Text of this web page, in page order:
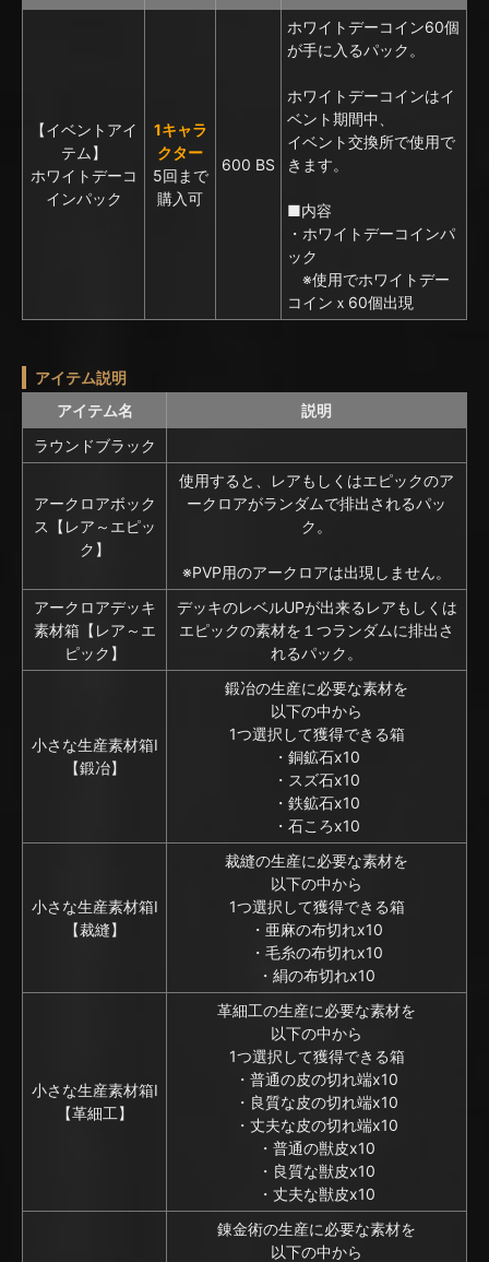
【イベントアイ
テム】
ホワイトデーコ
インパック
1キャラ
クター
5回まで
購入可
600 BS
ホワイトデーコイン60個
が手に入るパック。
ホワイトデーコインはイ
ベント期間中、
イベント交換所で使用で
きます。
■内容
・ホワイトデーコインパ
ック
※使用でホワイトデー
コインｘ60個出現
アイテム説明
アイテム名
説明
ラウンドブラック
アークロアボック
ス【レア～エピッ
ク】
使用すると、レアもしくはエピックのア
ークロアがランダムで排出されるパッ
ク。
※PVP用のアークロアは出現しません。
アークロアデッキ
素材箱【レア～エ
ピック】
デッキのレベルUPが出来るレアもしくは
エピックの素材を１つランダムに排出さ
れるパック。
小さな生産素材箱I
【鍛冶】
鍛冶の生産に必要な素材を
以下の中から
1つ選択して獲得できる箱
・銅鉱石x10
・スズ石x10
・鉄鉱石x10
・石ころx10
小さな生産素材箱I
【裁縫】
裁縫の生産に必要な素材を
以下の中から
1つ選択して獲得できる箱
・亜麻の布切れx10
・毛糸の布切れx10
・絹の布切れx10
小さな生産素材箱I
【革細工】
革細工の生産に必要な素材を
以下の中から
1つ選択して獲得できる箱
・普通の皮の切れ端x10
・良質な皮の切れ端x10
・丈夫な皮の切れ端x10
・普通の獣皮x10
・良質な獣皮x10
・丈夫な獣皮x10
錬金術の生産に必要な素材を
以下の中から